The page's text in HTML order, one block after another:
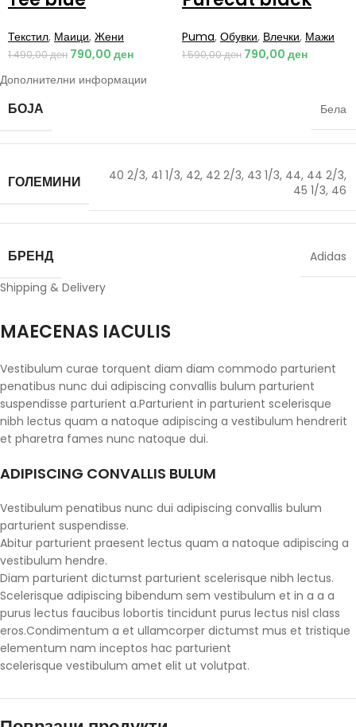
Текстил, Маици, Жени
1.490,00ден 790,00 ден
Puma, Обувки, Влечки, Мажи
1.590,00ден 790,00 ден
Дополнителни информации
БОЈА Бела
ГОЛЕМИНИ 40 2/3, 41 1/3, 42, 42 2/3, 43 1/3, 44, 44 2/3,
45 1/3, 46
БРЕНД
Adidas
Shipping & Delivery
MAECENAS IACULIS
Vestibulum curae torquent diam diam commodo parturient
penatibus nunc dui adipiscing convallis bulum parturient
suspendisse parturient a.Parturient in parturient scelerisque
nibh lectus quam a natoque adipiscing a vestibulum hendrerit
et pharetra fames nunc natoque dui.
ADIPISCING CONVALLIS BULUM
Vestibulum penatibus nunc dui adipiscing convallis bulum
parturient suspendisse.
Abitur parturient praesent lectus quam a natoque adipiscing a
vestibulum hendre.
Diam parturient dictumst parturient scelerisque nibh lectus.
Scelerisque adipiscing bibendum sem vestibulum et in a a a
purus lectus faucibus lobortis tincidunt purus lectus nisl class
eros.Condimentum a et ullamcorper dictumst mus et tristique
elementum nam inceptos hac parturient
scelerisque vestibulum amet elit ut volutpat.